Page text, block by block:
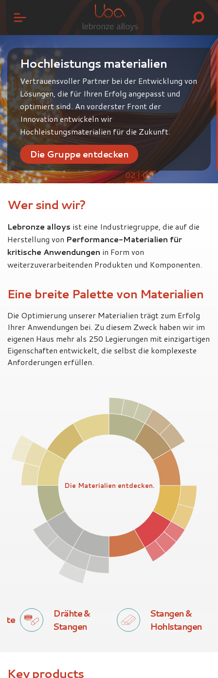
Hochleistungs materialien
Vertrauensvoller Partner bei der Entwicklung von
Lösungen, die für Ihren Erfolg angepasst und
optimiert sind. An vorderster Front der
Innovation entwickeln wir
Hochleistungsmaterialien für die Zukunft.
Die Gruppe entdecken
02 | 09
Wer sind wir?
Lebronze alloys ist eine Industriegruppe, die auf die
Herstellung von Performance-Materialien für
kritische Anwendungen in Form von
weiterzuverarbeitenden Produkten und Komponenten.
Eine breite Palette von Materialien
Die Optimierung unserer Materialien trägt zum Erfolg
Ihrer Anwendungen bei. Zu diesem Zweck haben wir im
eigenen Haus mehr als 250 Legierungen mit einzigartigen
Eigenschaften entwickelt, die selbst die komplexeste
Anforderungen erfüllen.
Die Materialien entdecken.
Drähte &
Stangen
Stangen &
Hohlstangen
Key products